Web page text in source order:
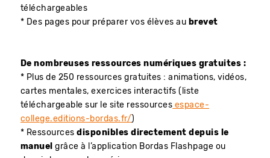
téléchargeables
* Des pages pour préparer vos élèves au brevet
De nombreuses ressources numériques gratuites :
* Plus de 250 ressources gratuites : animations, vidéos,
cartes mentales, exercices interactifs (liste
téléchargeable sur le site ressources espace-
college.editions-bordas.fr/ )
* Ressourcesdisponibles directement depuis le
manuelgrâce à l’application Bordas Flashpage ou